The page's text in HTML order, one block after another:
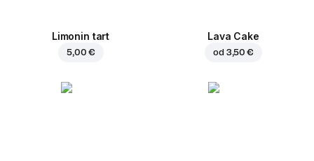
Limonin tart
5,00 €
Lava Cake
od 3,50 €